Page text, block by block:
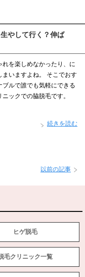
やして行く？伸ば
を楽しめなかったり、に
いますよね。 そこでおす
ルで誰でも気軽にできる
ックでの脇脱毛です。
続きを読む
以前の記事
ヒゲ脱毛
毛クリニック一覧